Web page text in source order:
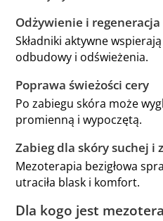
Odżywienie i regeneracja
Składniki aktywne
odbudowy i odświeżenia.
Poprawa świeżości cery
Po zabiegu skóra może
promienną i wypoczętą.
Zabieg dla skóry suchej i
Mezoterapia bezigłowa
utraciła blask i komfort.
Dla kogo jest